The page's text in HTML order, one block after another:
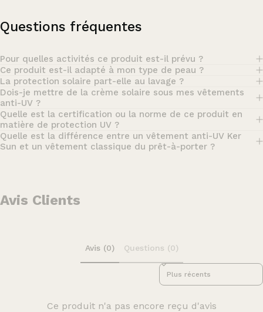
Questions fréquentes
Pour quelles activités ce produit est-il prévu ?
Ce produit est-il adapté à mon type de peau ?
La protection solaire part-elle au lavage ?
Dois-je mettre de la crème solaire sous mes vêtements
anti-UV ?
Quelle est la certification ou la norme de ce produit en
matière de protection UV ?
Quelle est la différence entre un vêtement anti-UV Ker
Sun et un vêtement classique du prêt-à-porter ?
Avis Clients
Avis (0) Questions (0)
Sort reviews by
Ce produit n'a pas encore reçu d'avis